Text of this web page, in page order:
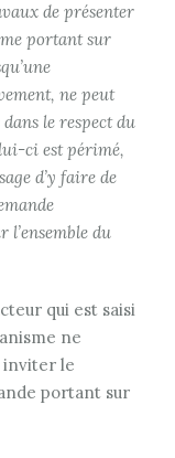
de présenter
portant sur
ne peut
le respect du
ci est périmé,
d’y faire de
l’ensemble du
qui est saisi
ne
inviter le
portant sur